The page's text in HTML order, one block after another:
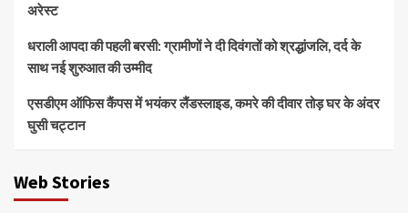
अरेस्ट
धराली आपदा की पहली बरसी: ग्रामीणों ने दी दिवंगतों को श्रद्धांजलि, दर्द के
साथ नई शुरुआत की उम्मीद
एसडीएम ऑफिस कैंपस में भयंकर लैंडस्लाइड, कमरे की दीवार तोड़ घर के अंदर
घुसी चट्टान
Web Stories